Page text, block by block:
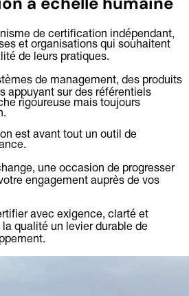
de certification indépendant,
et organisations qui souhaitent
de leurs pratiques.
de management, des produits
appuyant sur des référentiels
rigoureuse mais toujours
est avant tout un outil de
une occasion de progresser
engagement auprès de vos
avec exigence, clarté et
qualité un levier durable de